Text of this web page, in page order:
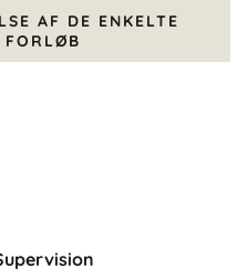
AF DE ENKELTE
FORLØB